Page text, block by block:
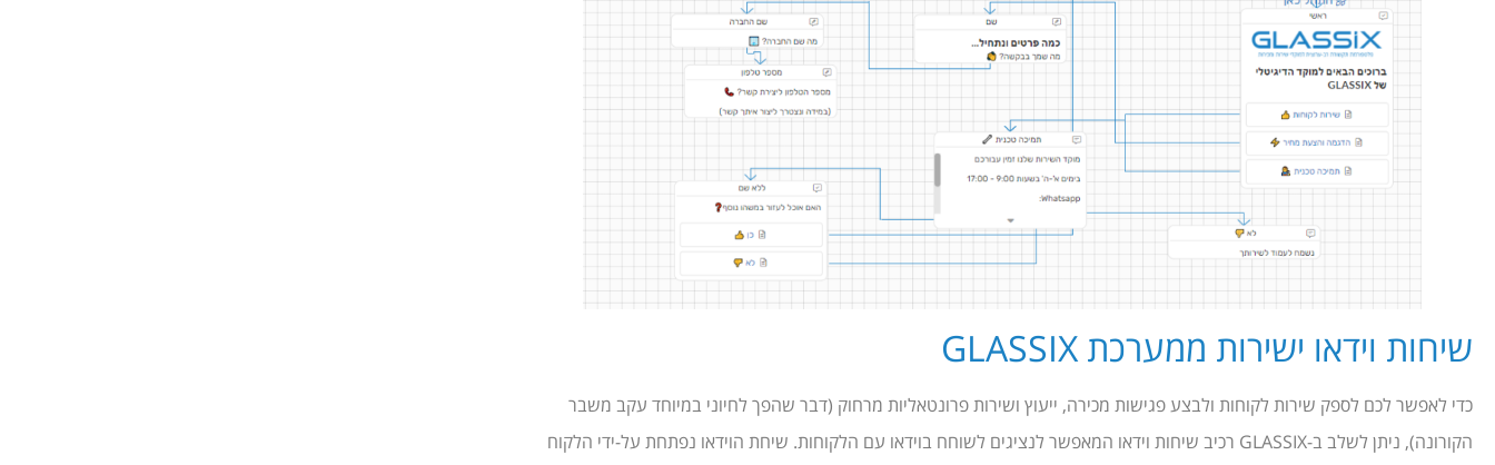
שיחות וידאו ישירות ממערכת GLASSIX
כדי לאפשר לכם לספק שירות לקוחות ולבצע פגישות מכירה, ייעוץ ושירות פרונטאליות מרחוק (דבר שהפך לחיוני במיוחד עקב משבר
הקורונה), ניתן לשלב ב-GLASSIX רכיב שיחות וידאו המאפשר לנציגים לשוחח בוידאו עם הלקוחות. שיחת הוידאו נפתחת על-ידי הלקוח